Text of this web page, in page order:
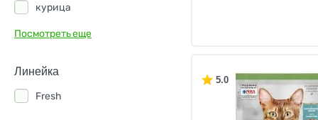
Enso
Felix
курица
кролик
Посмотреть еще
Линейка
Fresh
5.0